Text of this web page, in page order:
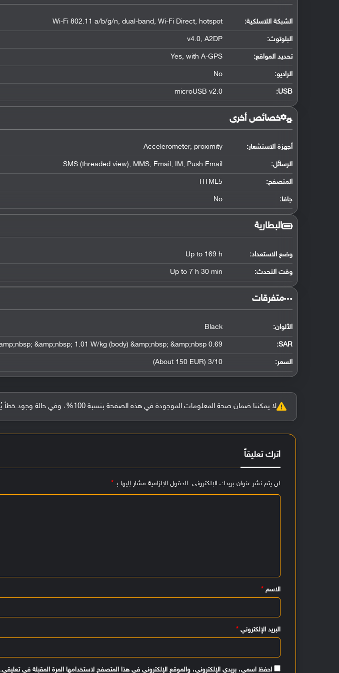
الشبكة اللاسلكية: Wi-Fi 802.11 a/b/g/n, dual-band, Wi-Fi Direct, hotspot
البلوتوث:
v4.0, A2DP
تحديد المواقع:
Yes, with A-GPS
الراديو: No
USB
:
microUSB v2.0
خصائص أخرى
أجهزة الاستشعار: Accelerometer, proximity
الرسائل: SMS (threaded view), MMS, Email, IM, Push Email
المتصفح: HTML5
جافا: No
البطارية
وضع الاستعداد: Up to 169 h
وقت التحدث: Up to 7 h 30 min
‏متفرقات‏
الألوان: Black
SAR
:
0.69 W/kg (head) &amp;nbsp; &amp;nbsp; 1.01 W/kg (body) &amp;nbsp; &amp;nbsp;
السعر: 3/10 (About 150 EUR)
لا يمكننا ضمان صحة المعلومات الموجودة في هذه الصفحة بنسبة 100%، وفي حالة وجود خطأ يُرجى
اترك تعليقاً
لن يتم نشر عنوان بريدك الإلكتروني. الحقول الإلزامية مشار إليها بـ*
الاسم*
البريد الإلكتروني*
احفظ اسمي، بريدي الإلكتروني، والموقع الإلكتروني في هذا المتصفح لاستخدامها المرة المقبلة في تعليقي.